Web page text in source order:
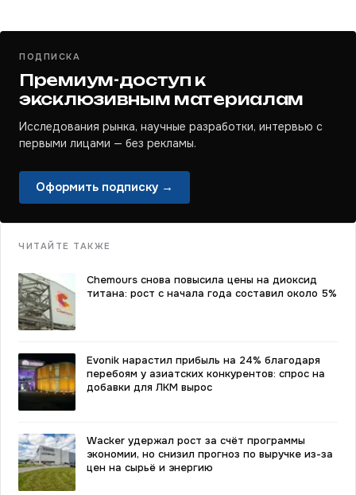
ПОДПИСКА
Премиум-доступ к
эксклюзивным материалам
Исследования рынка, научные разработки, интервью с
первыми лицами — без рекламы.
Оформить подписку →
ЧИТАЙТЕ ТАКЖЕ
Chemours снова повысила цены на диоксид
титана: рост с начала года составил около 5%
Evonik нарастил прибыль на 24% благодаря
перебоям у азиатских конкурентов: спрос на
добавки для ЛКМ вырос
Wacker удержал рост за счёт программы
экономии, но снизил прогноз по выручке из-за
цен на сырьё и энергию